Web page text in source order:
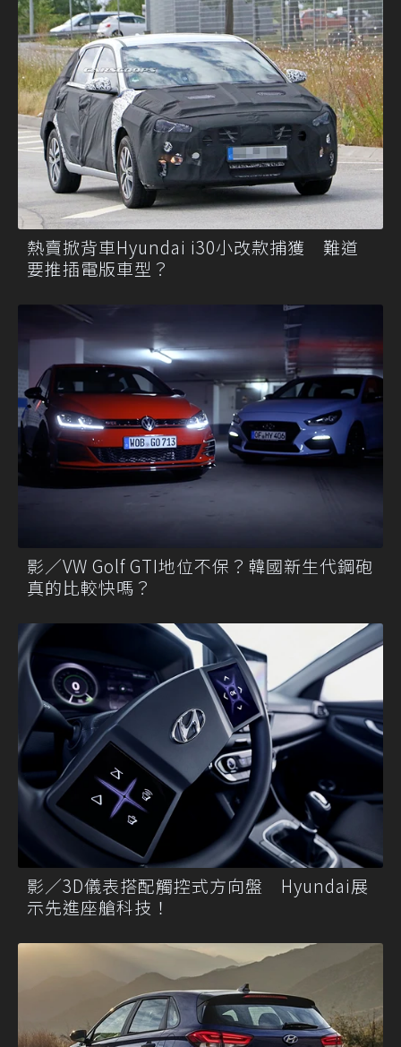
熱賣掀背車Hyundai i30小改款捕獲 難道
要推插電版車型？
影／VW Golf GTI地位不保？韓國新生代鋼砲
真的比較快嗎？
影／3D儀表搭配觸控式方向盤 Hyundai展
示先進座艙科技！